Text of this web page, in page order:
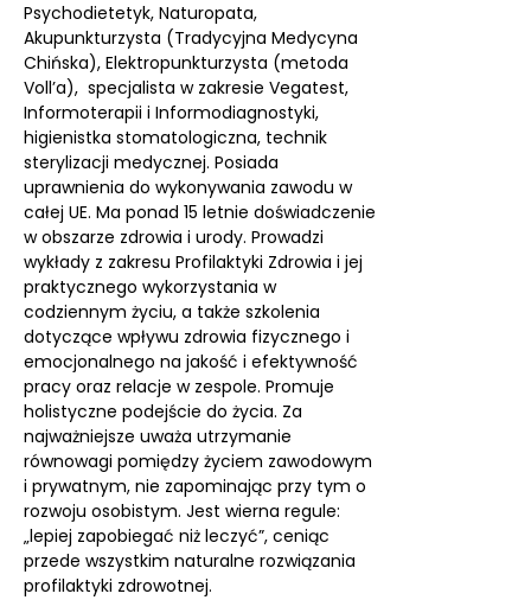
Psychodietetyk, Naturopata,
Akupunkturzysta (Tradycyjna Medycyna
Chińska), Elektropunkturzysta (metoda
Voll’a), specjalista w zakresie Vegatest,
Informoterapii i Informodiagnostyki,
higienistka stomatologiczna, technik
sterylizacji medycznej. Posiada
uprawnienia do wykonywania zawodu w
całej UE. Ma ponad 15 letnie doświadczenie
w obszarze zdrowia i urody. Prowadzi
wykłady z zakresu Profilaktyki Zdrowia i jej
praktycznego wykorzystania w
codziennym życiu, a także szkolenia
dotyczące wpływu zdrowia fizycznego i
emocjonalnego na jakość i efektywność
pracy oraz relacje w zespole. Promuje
holistyczne podejście do życia. Za
najważniejsze uważa utrzymanie
równowagi pomiędzy życiem zawodowym
i prywatnym, nie zapominając przy tym o
rozwoju osobistym. Jest wierna regule:
„lepiej zapobiegać niż leczyć”, ceniąc
przede wszystkim naturalne rozwiązania
profilaktyki zdrowotnej.